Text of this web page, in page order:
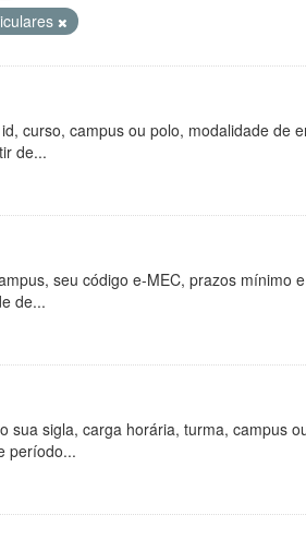
curso, campus ou polo, modalidade de
de...
seu código e-MEC, prazos mínimo
de...
sua sigla, carga horária, turma, campus
período...